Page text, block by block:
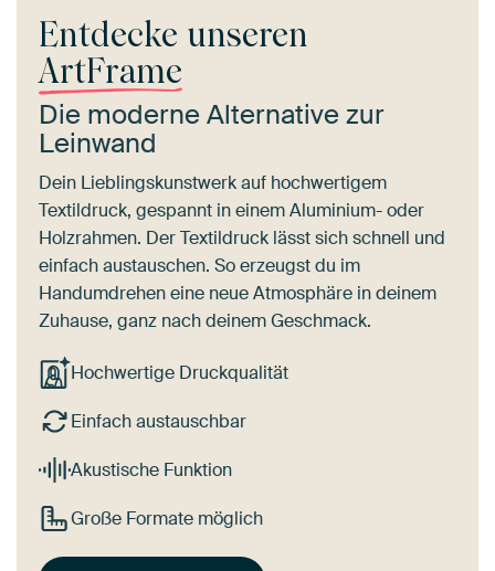
Entdecke unseren
ArtFrame
Die moderne Alternative zur
Leinwand
Dein Lieblingskunstwerk auf hochwertigem
Textildruck, gespannt in einem Aluminium- oder
Holzrahmen. Der Textildruck lässt sich schnell und
einfach austauschen. So erzeugst du im
Handumdrehen eine neue Atmosphäre in deinem
Zuhause, ganz nach deinem Geschmack.
Hochwertige Druckqualität
Einfach austauschbar
Akustische Funktion
Große Formate möglich